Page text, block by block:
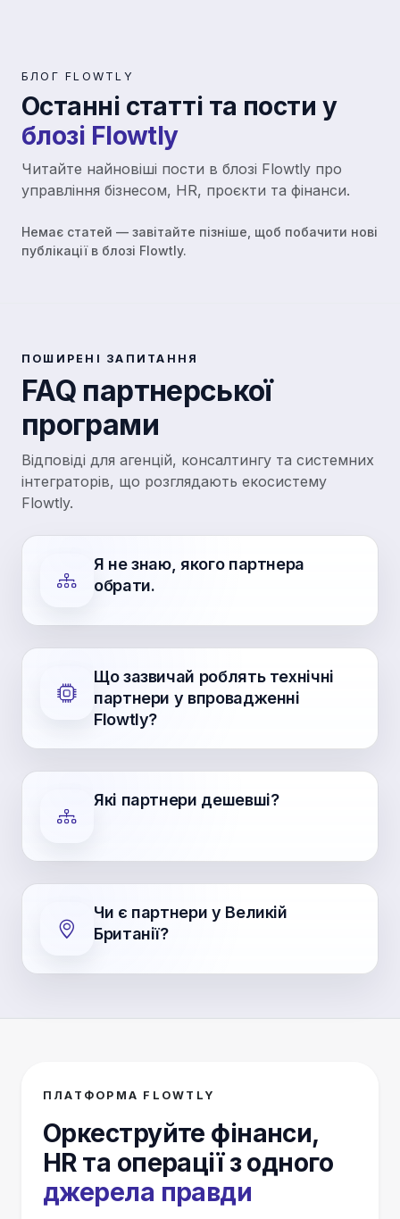
БЛОГ FLOWTLY
Останні статті та пости у
блозі Flowtly
Читайте найновіші пости в блозі Flowtly про
управління бізнесом, HR, проєкти та фінанси.
Немає статей — завітайте пізніше, щоб побачити нові
публікації в блозі Flowtly.
ПОШИРЕНІ ЗАПИТАННЯ
FAQ партнерської
програми
Відповіді для агенцій, консалтингу та системних
інтеграторів, що розглядають екосистему
Flowtly.
Я не знаю, якого партнера
обрати.
Що зазвичай роблять технічні
партнери у впровадженні
Flowtly?
Які партнери дешевші?
Чи є партнери у Великій
Британії?
ПЛАТФОРМА FLOWTLY
Оркеструйте фінанси,
HR та операції з одного
джерела правди